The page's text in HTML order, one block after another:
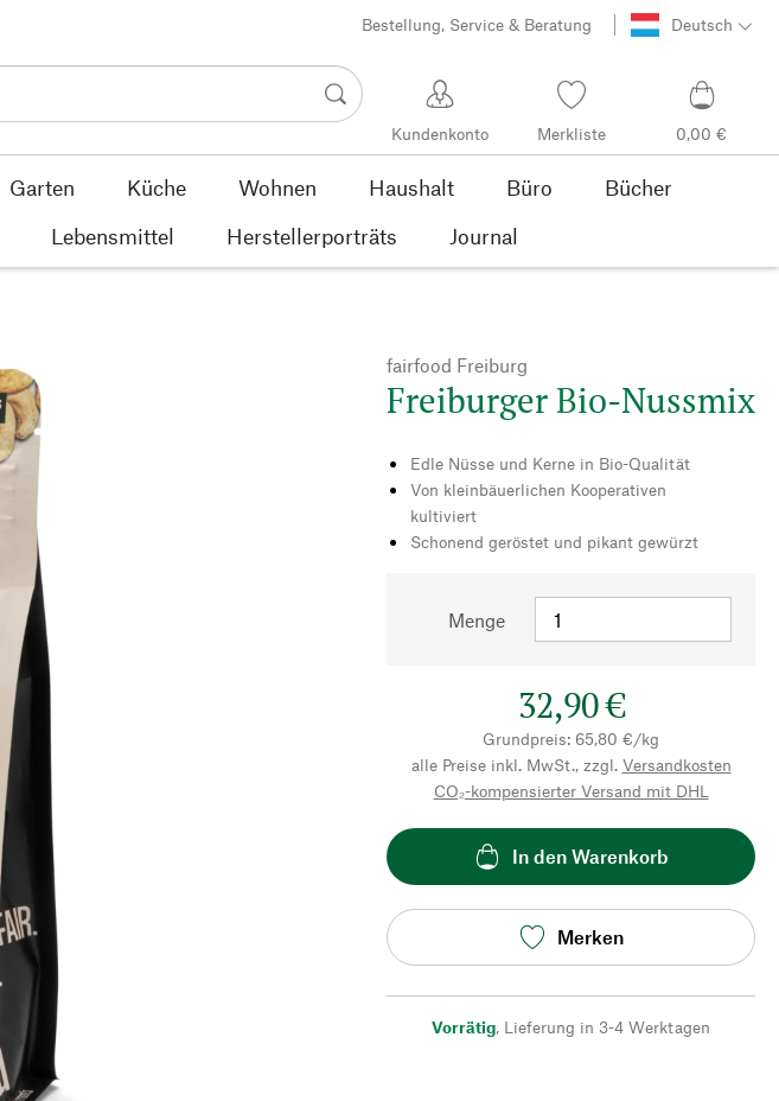
Bestellung, Service & Beratung Deutsch
Kundenkonto Merkliste 0,00 €
Garten Küche Wohnen Haushalt Büro
Bücher
Lebensmittel Herstellerporträts Journal
fairfood Freiburg
Freiburger Bio-Nussmix
Edle Nüsse und Kerne in Bio-Qualität
Von kleinbäuerlichen Kooperativen
kultiviert
Schonend geröstet und pikant gewürzt
Menge
32,90 €
Grundpreis: 65,80 €/kg
alle Preise inkl. MwSt., zzgl. Versandkosten
CO₂-kompensierter Versand mit DHL
In den Warenkorb
Merken
Vorrätig, Lieferung in 3-4 Werktagen